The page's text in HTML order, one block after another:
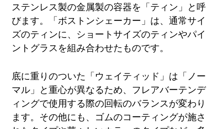
ステンレス製の金属製の容器を「ティン」と呼
びます。「ボストンシェーカー」は、通常サイ
ズのティンに、ショートサイズのティンやパイ
ントグラスを組み合わせたものです。
底に重りのついた「ウェイティッド」は「ノー
マル」と重心が異なるため、フレアバーテンデ
ィングで使用する際の回転のバランスが変わり
ます。その他にも、ゴムのコーティングが施さ